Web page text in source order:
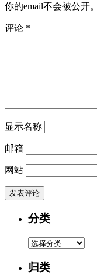
你的email不会被公开。
评论 *
显示名称
邮箱
网站
分类
分
归类